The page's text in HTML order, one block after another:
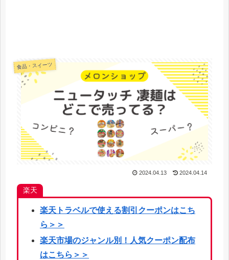
食品・スイーツ
2024.04.13 2024.04.14
楽天
楽天トラベルで使える割引クーポンはこち
ら ＞＞
楽天市場のジャンル別！人気クーポン配布
はこちら＞＞